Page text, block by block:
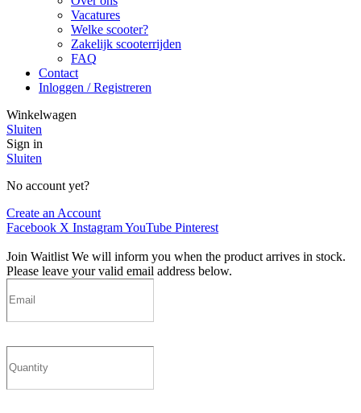
Vacatures
Welke scooter?
Zakelijk scooterrijden
FAQ
Contact
Inloggen / Registreren
Winkelwagen
Sluiten
Sign in
Sluiten
No account yet?
Create an Account
Facebook X InstagramYouTube Pinterest
Join Waitlist We will inform you when the product arrives in stock.
Please leave your valid email address below.